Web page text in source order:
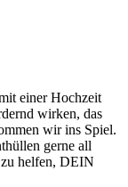
einer Hochzeit
wirken, das
wir ins Spiel.
gerne all
helfen, DEIN